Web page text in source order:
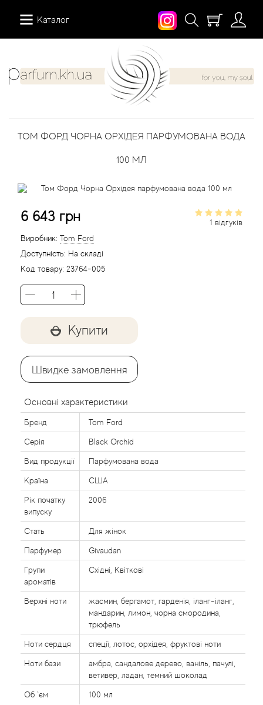
Каталог
ТОМ ФОРД ЧОРНА ОРХІДЕЯ ПАРФУМОВАНА ВОДА
100 МЛ
1 відгуків
6 643 грн
Виробник: Tom Ford
Доступність: На складі
Код товару: 23764-005
Купити
Швидке замовлення
Основні характеристики
Бренд Tom Ford
Серія Black Orchid
Вид продукції Парфумована вода
Країна США
Рік початку
випуску
2006
Стать Для жінок
Парфумер Givaudan
Групи
ароматів
Східні, Квіткові
Верхні ноти
жасмин, бергамот, гарденія, іланг-іланг,
мандарин, лимон, чорна смородина,
трюфель
Ноти сердця спеції, лотос, орхідея, фруктові ноти
Ноти бази
амбра, сандалове дерево, ваніль, пачулі,
ветивер, ладан, темний шоколад
Об `єм 100 мл
12 Parfumeurs Francais
Absolument Parfumeur
Acca Kappa
Acqua di Parma
Acqua di Sardegna
Adidas
Aedes de Venustas
Aerin Lauder
Affinessence
Afnan
Agatha Ruiz de la Prada
Agent Provocateur
Agonist
Aigner
Aj Arabia (Widian)
Ajmal
Al Haramain
Про нас
Контакти
Cтатті
Мій аккаунт